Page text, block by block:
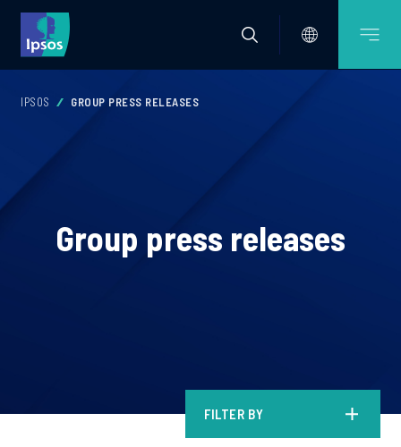
IPSOS GROUP PRESS RELEASES
Group press releases
FILTER BY